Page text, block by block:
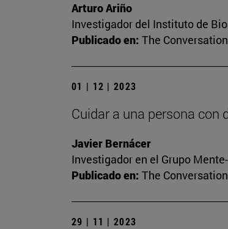
Arturo Ariño
Investigador del Instituto de
Publicado en: The
01 | 12 | 2023
Cuidar a una persona con
Javier Bernácer
Investigador en el Grupo
Publicado en: The
29 | 11 | 2023